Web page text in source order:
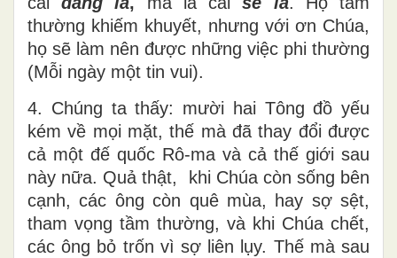
thường khiếm khuyết, nhưng với ơn Chúa,
họ sẽ làm nên được những việc phi thường
(Mỗi ngày một tin vui).
4. Chúng ta thấy: mười hai Tông đồ yếu
kém về mọi mặt, thế mà đã thay đổi được
cả một đế quốc Rô-ma và cả thế giới sau
này nữa. Quả thật, khi Chúa còn sống bên
cạnh, các ông còn quê mùa, hay sợ sệt,
tham vọng tầm thường, và khi Chúa chết,
các ông bỏ trốn vì sợ liên lụy. Thế mà sau